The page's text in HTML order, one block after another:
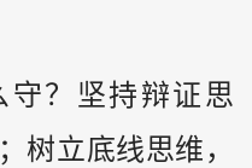
守？坚持辩证思
树立底线思维，